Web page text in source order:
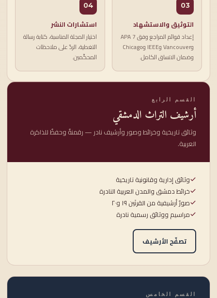
03
التوثيق والاستشهاد
إعداد قوائم المراجع وفق APA 7
وVancouver وIEEE وChicago
وضمان الاتساق الكامل.
04
استشارات النشر
اختيار المجلة المناسبة، كتابة رسالة
التغطية، الردّ على ملاحظات
المحكّمين.
القسم الرابع
أرشيف التراث الدمشقي
وثائق تاريخية وخرائط وصور وأرشيف نادر — رقمنةٌ وحفظٌ للذاكرة
العربية.
وثائق إدارية وقانونية تاريخية
خرائط دمشق والمدن العربية النادرة
صورٌ أرشيفية من القرنَين ١٩ و٢٠
مراسيم ووثائق رسمية نادرة
تصفّح الأرشيف
القسم الخامس